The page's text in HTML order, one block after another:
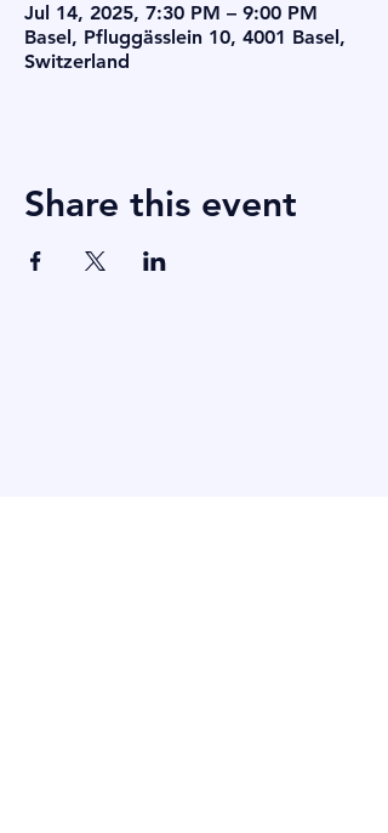
Jul 14, 2025, 7:30 PM – 9:00 PM
Basel, Pfluggässlein 10, 4001 Basel,
Switzerland
Share this event